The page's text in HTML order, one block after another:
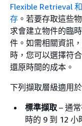
Flexible Retrieval
存 。若要存取這些
求會建立物件的臨
件。如需相關資訊
時，您可以選擇符
還原時間的成本。
下列擷取層級適用
標準擷取 – 通
時的 9 到 12